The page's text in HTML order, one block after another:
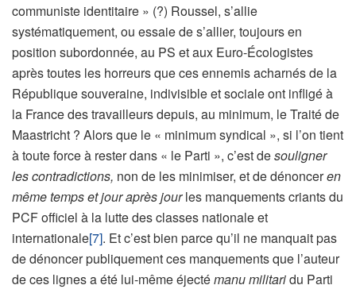
communiste identitaire » (?) Roussel, s’allie
systématiquement, ou essaie de s’allier, toujours en
position subordonnée, au PS et aux Euro-Écologistes
après toutes les horreurs que ces ennemis acharnés de la
République souveraine, indivisible et sociale ont infligé à
la France des travailleurs depuis, au minimum, le Traité de
Maastricht ? Alors que le « minimum syndical », si l’on tient
à toute force à rester dans « le Parti », c’est desouligner
les contradictions, non de les minimiser, et de dénonceren
même temps et jour après jourles manquements criants du
PCF officiel à la lutte des classes nationale et
internationale[7]. Et c’est bien parce qu’il ne manquait pas
de dénoncer publiquement ces manquements que l’auteur
de ces lignes a été lui-même éjectémanu militaridu Parti